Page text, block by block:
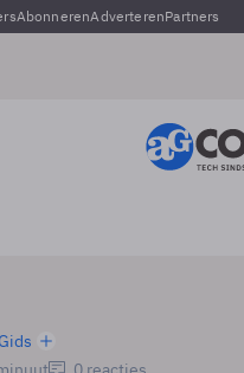
AbonnerenAdverterenPartners